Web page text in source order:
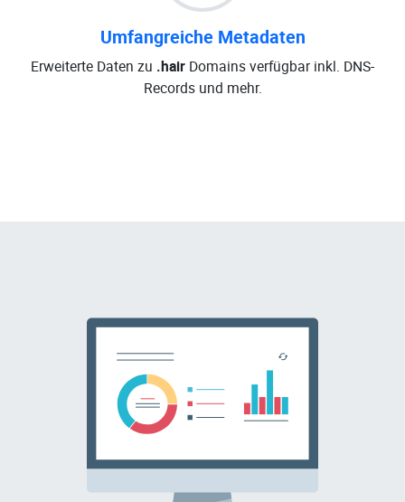
Umfangreiche Metadaten
Erweiterte Daten zu .hair Domains verfügbar inkl. DNS-
Records und mehr.